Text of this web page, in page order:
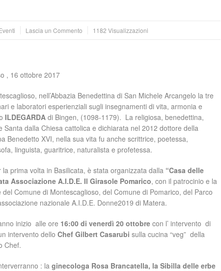
Lascia un Commento 1182 Visualizzazioni
, 16 ottobre 2017
nell’Abbazia Benedettina di San Michele Arcangelo la tre
e laboratori esperienziali sugli insegnamenti di vita, armonia e
ILDEGARDA di Bingen, (1098-1179). La religiosa, benedettina,
Santa dalla Chiesa cattolica e dichiarata nel 2012 dottore della
Benedetto XVI, nella sua vita fu anche scrittrice, poetessa,
linguista, guaritrice, naturalista e profetessa.
la prima volta in Basilicata, è stata organizzata dalla “Casa delle
Associazione A.I.D.E. Il Girasole Pomarico, con il patrocinio e la
del Comune di Montescaglioso, del Comune di Pomarico, del Parco
nazionale A.I.D.E. Donne2019 di Matera.
inizio alle ore 16:00 di venerdì 20 ottobre con l’ intervento di
intervento dello Chef Gilbert Casarubi sulla cucina “veg” della
Chef.
: la ginecologa Rosa Brancatella, la Sibilla delle erbe